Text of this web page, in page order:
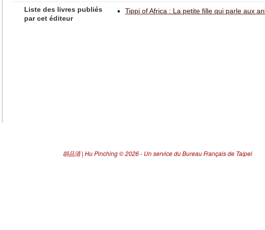
Liste des livres publiés
par cet éditeur
Tippi of Africa : La petite fille qui parle aux
胡品清 | Hu Pinching© 2026 - Un service du Bureau Français de Taipei